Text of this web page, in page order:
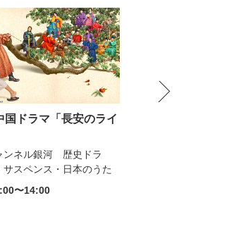
国ドラマ「長安のライ
ンネル銀河 歴史ドラ
サスペンス・日本のうた
〜14:00